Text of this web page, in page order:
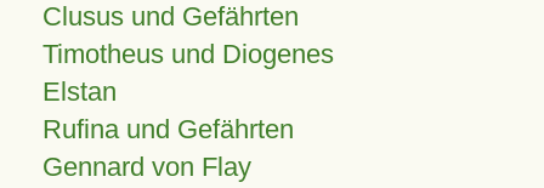
Clusus und Gefährten
Timotheus und Diogenes
Elstan
Rufina und Gefährten
Gennard von Flay